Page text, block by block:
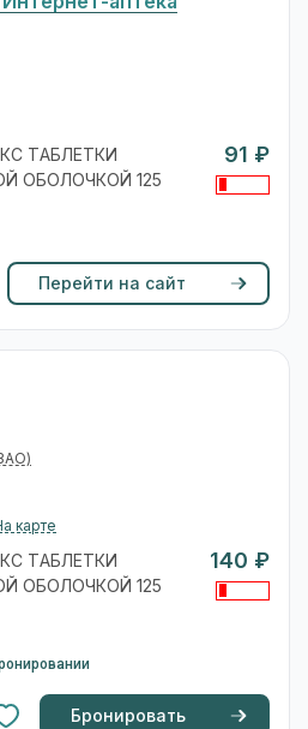
ТАБЛЕТКИ
ОБОЛОЧКОЙ 125
91 ₽
Перейти на сайт
карте
ТАБЛЕТКИ
ОБОЛОЧКОЙ 125
140 ₽
Бронировать